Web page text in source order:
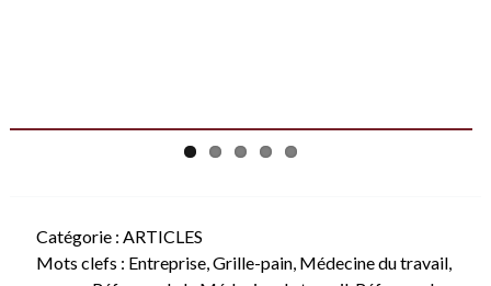
Catégorie : ARTICLES
Mots clefs : Entreprise, Grille-pain, Médecine du travail,